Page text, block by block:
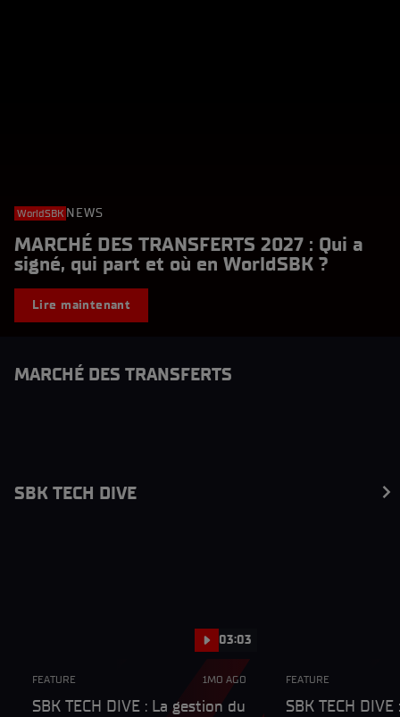
WorldSBK NEWS
MARCHÉ DES TRANSFERTS 2027 : Qui a
signé, qui part et où en WorldSBK ?
Lire maintenant
MARCHÉ DES TRANSFERTS
SBK TECH DIVE
03:03
FEATURE 1MO AGO
SBK TECH DIVE : La gestion du
FEATURE
SBK TECH